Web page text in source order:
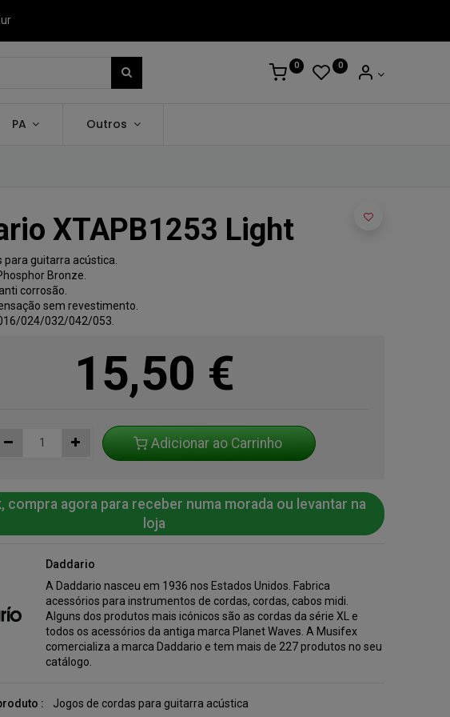
0 0
PA Outros
XTAPB1253 Light
para guitarra acústica.
Bronze.
corrosão.
sem revestimento.
024/032/042/053.
15,50 €
Adicionar ao Carrinho
compra agora para receber numa morada ou levantar na
loja
Daddario
A Daddario nasceu em 1936 nos Estados Unidos. Fabrica
acessórios para instrumentos de cordas, cordas, cabos midi.
Alguns dos produtos mais icónicos são as cordas da série XL e
todos os acessórios da antiga marca Planet Waves. A Musifex
comercializa a marca Daddario e tem mais de 227 produtos no seu
catálogo.
: Jogos de cordas para guitarra acústica